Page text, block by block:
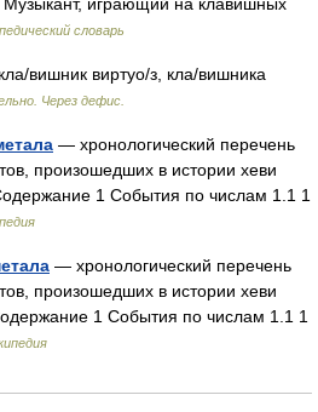
словарь
вишник виртуо/з, кла/вишника
Через дефис.
— хронологический перечень
произошедших в истории хеви
1 События по числам 1.1 1
— хронологический перечень
произошедших в истории хеви
1 События по числам 1.1 1